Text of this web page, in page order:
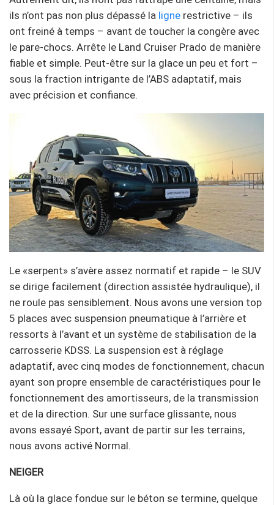
ils n’ont pas non plus dépassé la ligne restrictive – ils
ont freiné à temps – avant de toucher la congère avec
le pare-chocs. Arrête le Land Cruiser Prado de manière
fiable et simple. Peut-être sur la glace un peu et fort –
sous la fraction intrigante de l’ABS adaptatif, mais
avec précision et confiance.
Le «serpent» s’avère assez normatif et rapide – le SUV
se dirige facilement (direction assistée hydraulique), il
ne roule pas sensiblement. Nous avons une version top
5 places avec suspension pneumatique à l’arrière et
ressorts à l’avant et un système de stabilisation de la
carrosserie KDSS. La suspension est à réglage
adaptatif, avec cinq modes de fonctionnement, chacun
ayant son propre ensemble de caractéristiques pour le
fonctionnement des amortisseurs, de la transmission
et de la direction. Sur une surface glissante, nous
avons essayé Sport, avant de partir sur les terrains,
nous avons activé Normal.
NEIGER
Là où la glace fondue sur le béton se termine, quelque